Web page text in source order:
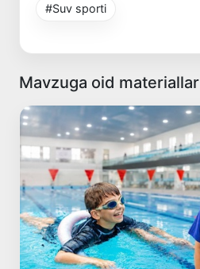
#Suv sporti
Mavzuga oid materiallar